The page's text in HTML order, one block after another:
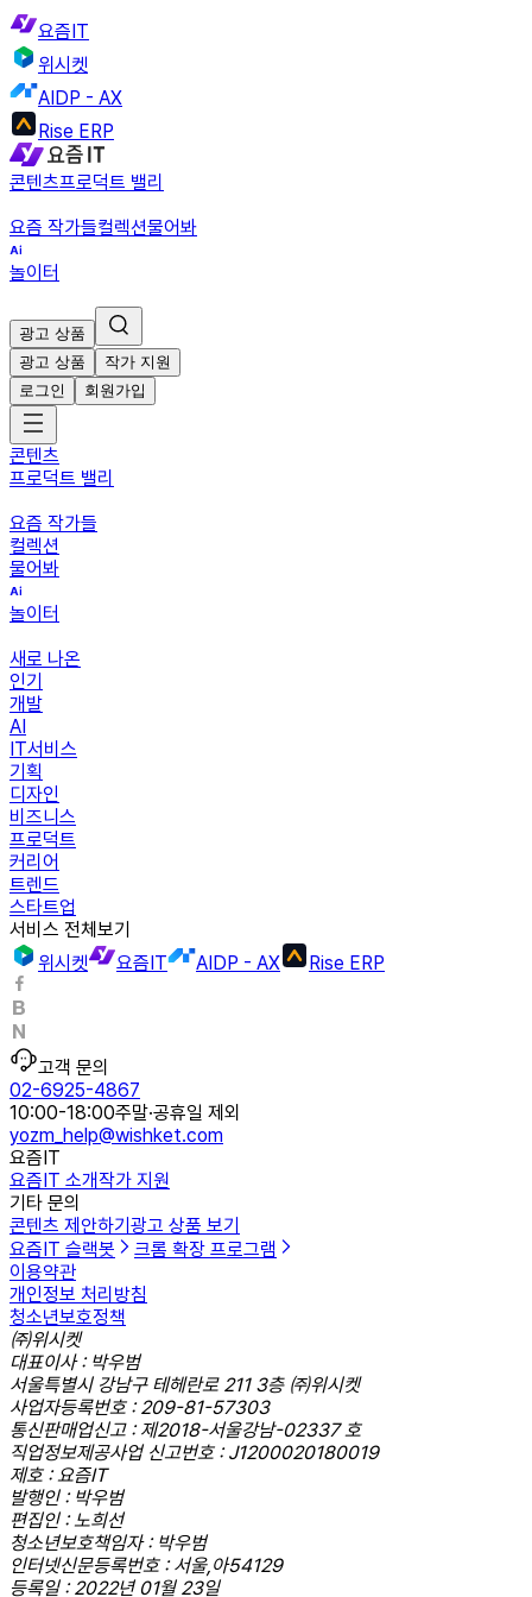
요즘IT
위시켓
AIDP - AX
Rise ERP
콘텐츠프로덕트 밸리
요즘 작가들컬렉션물어봐
놀이터
광고 상품
광고 상품
작가 지원
로그인
회원가입
콘텐츠
프로덕트 밸리
요즘 작가들
컬렉션
물어봐
놀이터
새로 나온
인기
개발
AI
IT서비스
기획
디자인
비즈니스
프로덕트
커리어
트렌드
스타트업
서비스 전체보기
위시켓
요즘IT AIDP - AX Rise ERP
고객 문의
02-6925-4867
10:00-18:00주말·공휴일 제외
yozm_help@wishket.com
요즘IT
요즘IT 소개작가 지원
기타 문의
콘텐츠 제안하기광고 상품 보기
요즘IT 슬랙봇
크롬 확장 프로그램
이용약관
개인정보 처리방침
청소년보호정책
㈜위시켓
대표이사 : 박우범
서울특별시 강남구 테헤란로 211 3층 ㈜위시켓
사업자등록번호 : 209-81-57303
통신판매업신고 : 제2018-서울강남-02337 호
직업정보제공사업 신고번호 : J1200020180019
제호 : 요즘IT
발행인 : 박우범
편집인 : 노희선
청소년보호책임자 : 박우범
인터넷신문등록번호 : 서울,아54129
등록일 : 2022년 01월 23일